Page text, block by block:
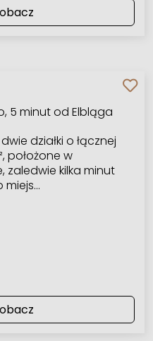
5 minut od Elbląga
działki o łącznej
położone w
zaledwie kilka minut
miejs…